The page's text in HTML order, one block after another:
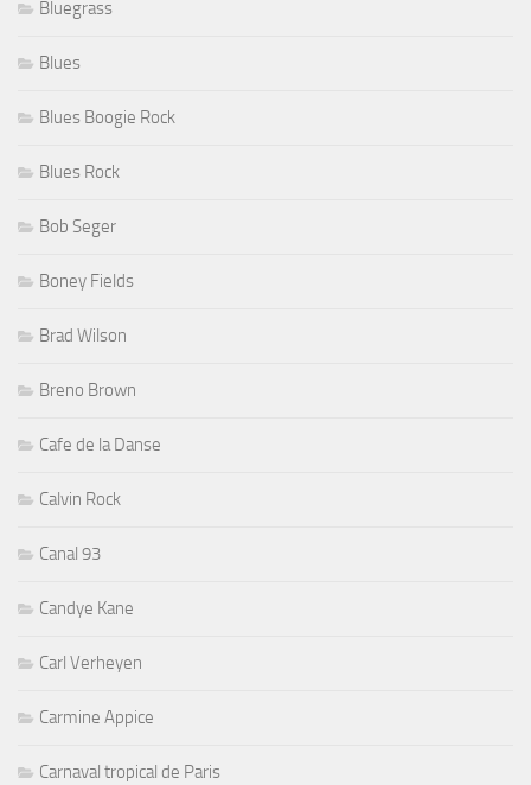
Bluegrass
Blues
Blues Boogie Rock
Blues Rock
Bob Seger
Boney Fields
Brad Wilson
Breno Brown
Cafe de la Danse
Calvin Rock
Canal 93
Candye Kane
Carl Verheyen
Carmine Appice
Carnaval tropical de Paris